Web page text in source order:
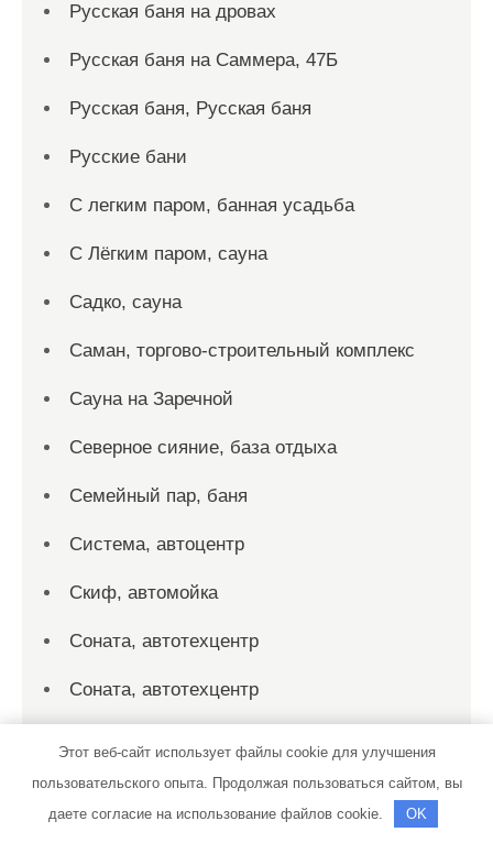
Русская баня на дровах
Русская баня на Саммера, 47Б
Русская баня, Русская баня
Русские бани
С легким паром, банная усадьба
С Лёгким паром, сауна
Садко, сауна
Саман, торгово-строительный комплекс
Сауна на Заречной
Северное сияние, база отдыха
Семейный пар, баня
Система, автоцентр
Скиф, автомойка
Соната, автотехцентр
Соната, автотехцентр
Спорт-Сервис, спортивно-
оздоровительный центр
Этот веб-сайт использует файлы cookie для улучшения
пользовательского опыта. Продолжая пользоваться сайтом, вы
даете согласие на использование файлов cookie.
OK